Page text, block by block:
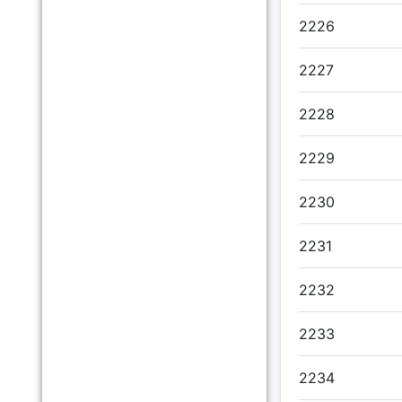
2226
2227
2228
2229
2230
2231
2232
2233
2234